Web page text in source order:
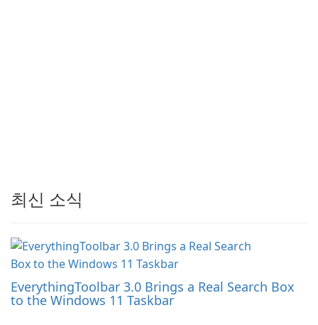
최신 소식
EverythingToolbar 3.0 Brings a Real Search Box
to the Windows 11 Taskbar